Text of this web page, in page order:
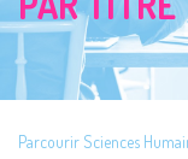
Parcourir Sciences